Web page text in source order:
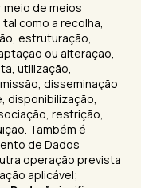
meio de meios
como a recolha,
estruturação,
ou alteração,
utilização,
disseminação
disponibilização,
restrição,
Também é
de Dados
operação prevista
aplicável;